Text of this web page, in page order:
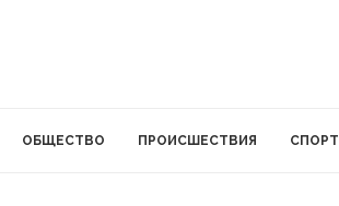
ОБЩЕСТВО ПРОИСШЕСТВИЯ СПОРТ